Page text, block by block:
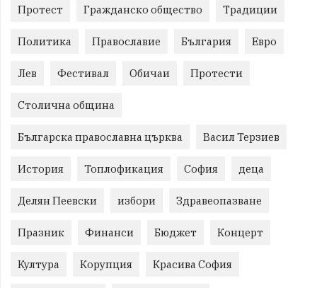
Протест Гражданско общество Традиции
Политика Православие България Евро
Лев Фестивал Обичаи Протести
Столична община
Българска православна църква Васил Терзиев
История Топлофикация София деца
Делян Пеевски избори Здравеопазване
Празник Финанси Бюджет Концерт
Култура Корупция Красива София